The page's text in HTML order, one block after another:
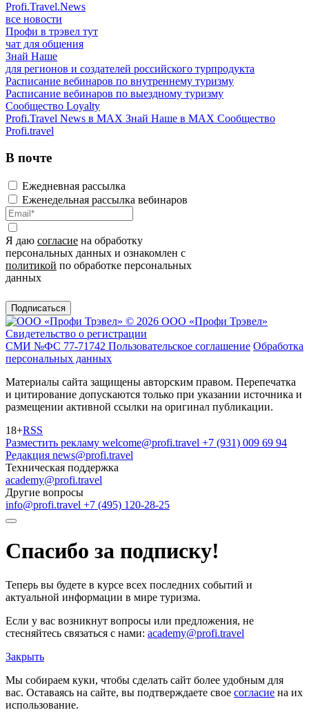
Profi.Travel.News
все новости
Профи в трэвел тут
чат для общения
Знай Наше
для регионов и создателей российского турпродукта
Расписание вебинаров по внутреннему туризму
Расписание вебинаров по выездному туризму
Сообщество Loyalty
Profi.Travel News в MAX Знай Наше в MAX Сообщество
Profi.travel
В почте
Ежедневная рассылка
Еженедельная рассылка вебинаров
Я даю согласие на обработку
персональных данных и ознакомлен с
политикой по обработке персональных
данных
Подписаться
© 2026 ООО «Профи Трэвeл»
Свидетельство о регистрации
СМИ №ФС 77-71742 Пользовательское соглашение Обработка
персональных данных
Материалы сайта защищены авторским правом. Перепечатка
и цитирование допускаются только при указании источника и
размещении активной ссылки на оригинал публикации.
18+RSS
Разместить рекламу welcome@profi.travel +7 (931) 009 69 94
Редакция news@profi.travel
Техническая поддержка
academy@profi.travel
Другие вопросы
info@profi.travel +7 (495) 120-28-25
Спасибо за подписку!
Теперь вы будете в курсе всех последних событий и
актуальной информации в мире туризма.
Если у вас возникнут вопросы или предложения, не
стесняйтесь связаться с нами: academy@profi.travel
Закрыть
Мы собираем куки, чтобы сделать сайт более удобным для
вас. Оставаясь на сайте, вы подтверждаете свое согласие на их
использование.